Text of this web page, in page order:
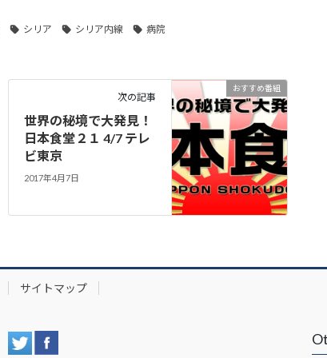
シリア シリア内線 病院
おすすめ番組
次の記事
世界の秘境で大発見！
日本食堂２１ 4/7 テレ
ビ東京
2017年4月7日
サイトマップ